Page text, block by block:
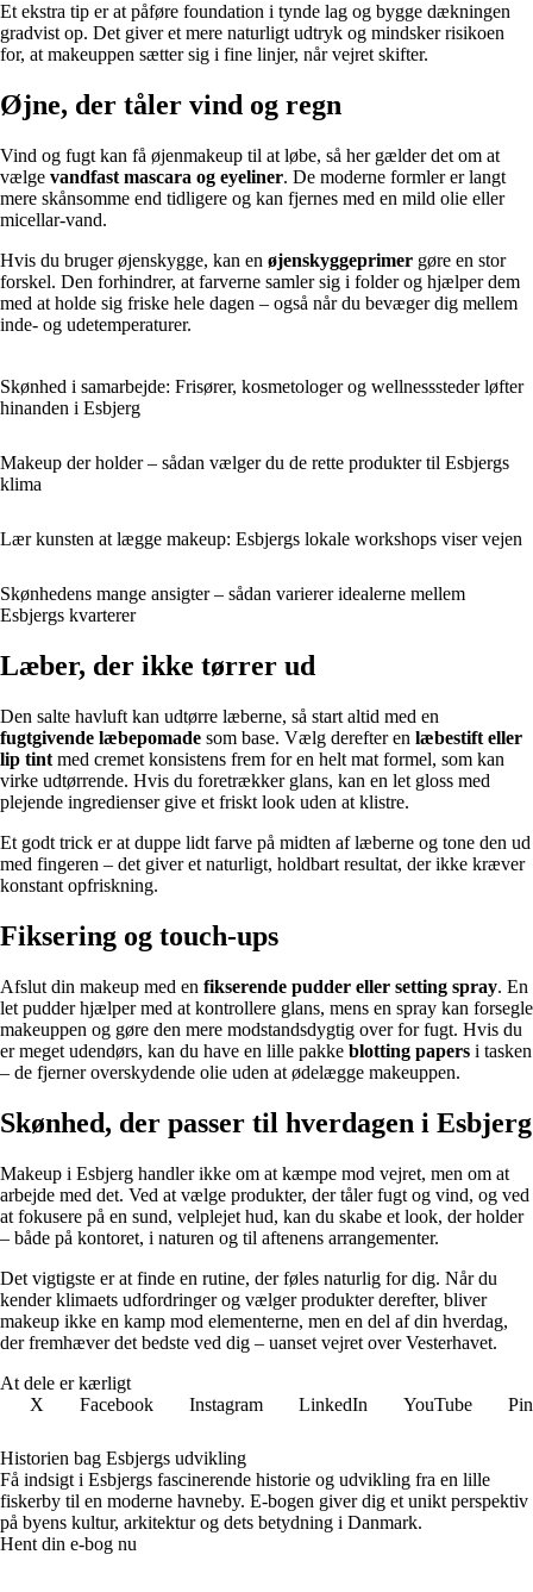
Et ekstra tip er at påføre foundation i tynde lag og bygge dækningen
gradvist op. Det giver et mere naturligt udtryk og mindsker risikoen
for, at makeuppen sætter sig i fine linjer, når vejret skifter.
Øjne, der tåler vind og regn
Vind og fugt kan få øjenmakeup til at løbe, så her gælder det om at
vælge vandfast mascara og eyeliner. De moderne formler er langt
mere skånsomme end tidligere og kan fjernes med en mild olie eller
micellar-vand.
Hvis du bruger øjenskygge, kan en øjenskyggeprimer gøre en stor
forskel. Den forhindrer, at farverne samler sig i folder og hjælper dem
med at holde sig friske hele dagen – også når du bevæger dig mellem
inde- og udetemperaturer.
Skønhed i samarbejde: Frisører, kosmetologer og wellnesssteder løfter
hinanden i Esbjerg
Makeup der holder – sådan vælger du de rette produkter til Esbjergs
klima
Lær kunsten at lægge makeup: Esbjergs lokale workshops viser vejen
Skønhedens mange ansigter – sådan varierer idealerne mellem
Esbjergs kvarterer
Læber, der ikke tørrer ud
Den salte havluft kan udtørre læberne, så start altid med en
fugtgivende læbepomade som base. Vælg derefter en læbestift eller
lip tint med cremet konsistens frem for en helt mat formel, som kan
virke udtørrende. Hvis du foretrækker glans, kan en let gloss med
plejende ingredienser give et friskt look uden at klistre.
Et godt trick er at duppe lidt farve på midten af læberne og tone den ud
med fingeren – det giver et naturligt, holdbart resultat, der ikke kræver
konstant opfriskning.
Fiksering og touch-ups
Afslut din makeup med en fikserende pudder eller setting spray. En
let pudder hjælper med at kontrollere glans, mens en spray kan forsegle
makeuppen og gøre den mere modstandsdygtig over for fugt. Hvis du
er meget udendørs, kan du have en lille pakke blotting papers i tasken
– de fjerner overskydende olie uden at ødelægge makeuppen.
Skønhed, der passer til hverdagen i Esbjerg
Makeup i Esbjerg handler ikke om at kæmpe mod vejret, men om at
arbejde med det. Ved at vælge produkter, der tåler fugt og vind, og ved
at fokusere på en sund, velplejet hud, kan du skabe et look, der holder
– både på kontoret, i naturen og til aftenens arrangementer.
Det vigtigste er at finde en rutine, der føles naturlig for dig. Når du
kender klimaets udfordringer og vælger produkter derefter, bliver
makeup ikke en kamp mod elementerne, men en del af din hverdag,
der fremhæver det bedste ved dig – uanset vejret over Vesterhavet.
At dele er kærligt
X
Facebook Instagram LinkedIn YouTube
Historien bag Esbjergs udvikling
Få indsigt i Esbjergs fascinerende historie og udvikling fra en lille
fiskerby til en moderne havneby. E-bogen giver dig et unikt perspektiv
på byens kultur, arkitektur og dets betydning i Danmark.
Hent din e-bog nu